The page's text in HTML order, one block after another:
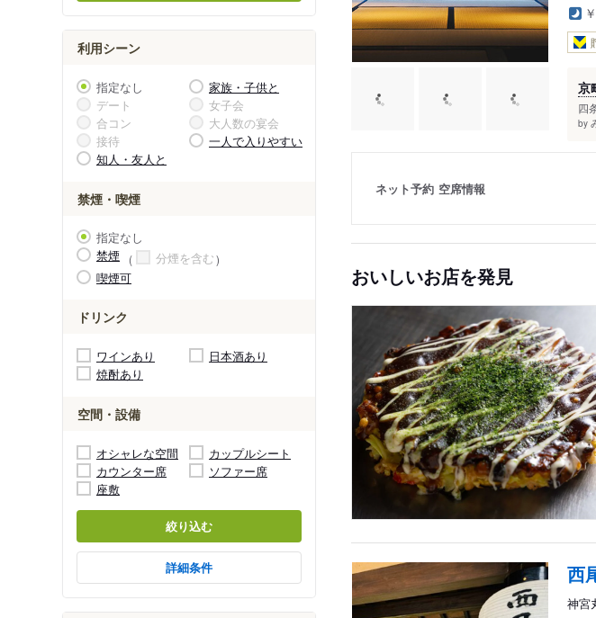
利用シーン
指定なし
家族・子供と
デート
女子会
合コン
大人数の宴会
接待
一人で入りやすい
知人・友人と
禁煙・喫煙
指定なし
禁煙
分煙を含む
喫煙可
ドリンク
ワインあり
日本酒あり
焼酎あり
空間・設備
オシャレな空間
カップルシート
カウンター席
ソファー席
座敷
絞り込む
詳細条件
京
四
by
ネット予約 空席情報
おいしいお店を発見
西
神宮